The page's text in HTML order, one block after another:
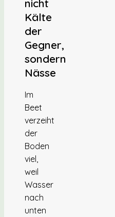
nicht
Kälte
der
Gegner,
sondern
Nässe
Im
Beet
verzeiht
der
Boden
viel,
weil
Wasser
nach
unten